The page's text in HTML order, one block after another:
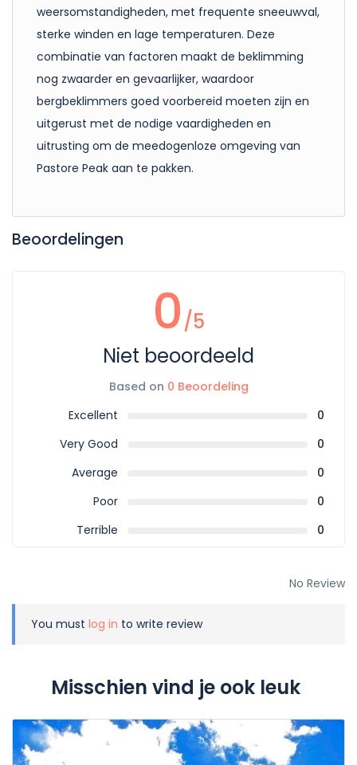
weersomstandigheden, met frequente sneeuwval,
sterke winden en lage temperaturen. Deze
combinatie van factoren maakt de beklimming
nog zwaarder en gevaarlijker, waardoor
bergbeklimmers goed voorbereid moeten zijn en
uitgerust met de nodige vaardigheden en
uitrusting om de meedogenloze omgeving van
Pastore Peak aan te pakken.
Beoordelingen
0/5
Niet beoordeeld
Based on 0 Beoordeling
Excellent
0
Very Good
0
Average
0
Poor
0
Terrible
0
No Review
You must log in to write review
Misschien vind je ook leuk